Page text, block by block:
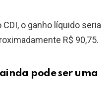
o ganho líquido seria
R$ 90,75.
pode ser uma